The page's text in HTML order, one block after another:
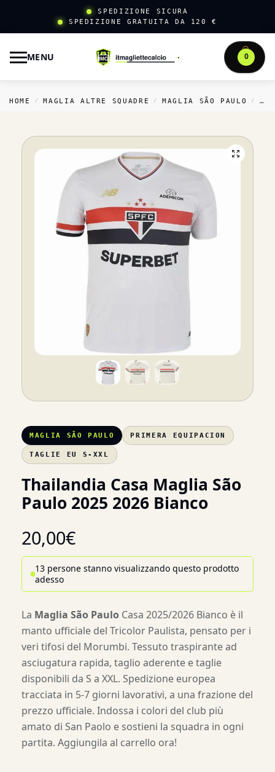
SPEDIZIONE SICURA
SPEDIZIONE GRATUITA DA 120 €
MENU 0
HOME / MAGLIA ALTRE SQUADRE / MAGLIA SÃO PAULO /
MAGLIA SÃO PAULO PRIMERA EQUIPACION
TAGLIE EU S-XXL
Thailandia Casa Maglia São
Paulo 2025 2026 Bianco
20,00€
13 persone stanno visualizzando questo prodotto
adesso
La Maglia São Paulo Casa 2025/2026 Bianco è il
manto ufficiale del Tricolor Paulista, pensato per i
veri tifosi del Morumbi. Tessuto traspirante ad
asciugatura rapida, taglio aderente e taglie
disponibili da S a XXL. Spedizione europea
tracciata in 5-7 giorni lavorativi, a una frazione del
prezzo ufficiale. Indossa i colori del club più
amato di San Paolo e sostieni la squadra in ogni
partita. Aggiungila al carrello ora!